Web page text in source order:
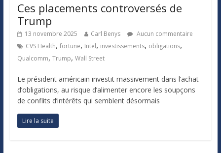
Ces placements controversés de
Trump
13 novembre 2025 Carl Benys
Aucun commentaire
CVS Health, fortune, Intel, investissements, obligations,
Qualcomm, Trump, Wall Street
Le président américain investit massivement dans l’achat
d’obligations, au risque d’alimenter encore les soupçons
de conflits d’intérêts qui semblent désormais
Lire la suite